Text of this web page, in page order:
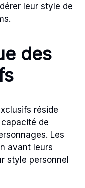
leur style de
des
réside
de
Les
avant leurs
style personnel